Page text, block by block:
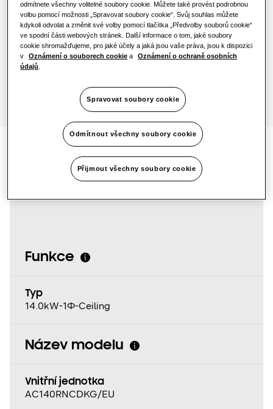
Kancelář
Udržitelnost
SmartThings Pro
1 fáze
Specifikace produktu
Funkce
Typ
14.0kW-1Φ-Ceiling
Název modelu
Vnitřní jednotka
AC140RNCDKG/EU
odmítnete všechny volitelné soubory cookie. Můžete také provést podrobnou
volbu pomocí možnosti „Spravovat soubory cookie“. Svůj souhlas můžete
kdykoli odvolat a změnit své volby pomocí tlačítka „Předvolby souborů cookie“
ve spodní části webových stránek. Další informace o tom, jaké soubory
cookie shromažďujeme, pro jaké účely a jaká jsou vaše práva, jsou k dispozici
v
Oznámení o souborech cookie a
Oznámení o ochraně osobních
údajů.
Spravovat soubory cookie
Odmítnout všechny soubory cookie
Přijmout všechny soubory cookie